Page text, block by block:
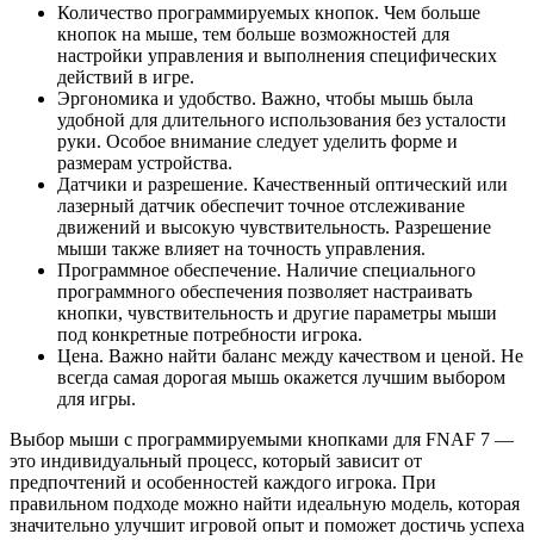
Количество программируемых кнопок. Чем больше
кнопок на мыше, тем больше возможностей для
настройки управления и выполнения специфических
действий в игре.
Эргономика и удобство. Важно, чтобы мышь была
удобной для длительного использования без усталости
руки. Особое внимание следует уделить форме и
размерам устройства.
Датчики и разрешение. Качественный оптический или
лазерный датчик обеспечит точное отслеживание
движений и высокую чувствительность. Разрешение
мыши также влияет на точность управления.
Программное обеспечение. Наличие специального
программного обеспечения позволяет настраивать
кнопки, чувствительность и другие параметры мыши
под конкретные потребности игрока.
Цена. Важно найти баланс между качеством и ценой. Не
всегда самая дорогая мышь окажется лучшим выбором
для игры.
Выбор мыши с программируемыми кнопками для FNAF 7 —
это индивидуальный процесс, который зависит от
предпочтений и особенностей каждого игрока. При
правильном подходе можно найти идеальную модель, которая
значительно улучшит игровой опыт и поможет достичь успеха